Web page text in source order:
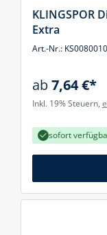
KLINGSPOR
Extra
Art.-Nr.:
ab7,64 €*
Inkl. 19% Steuern,
sofort